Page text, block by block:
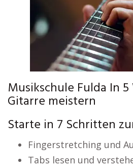
Musikschule Fulda In
Gitarre meistern
Starte in 7 Schritten
Fingerstretching und
Tabs lesen und